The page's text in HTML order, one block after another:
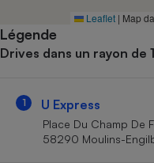
Leaflet | Map
Légende
Drives dans un rayon de
1 U Express
Place Du Champ De
58290 Moulins-